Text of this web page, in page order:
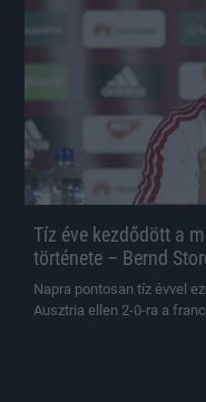
Tíz éve kezdődött a
története – Bernd
Napra pontosan tíz évvel
Ausztria ellen 2-0-ra a